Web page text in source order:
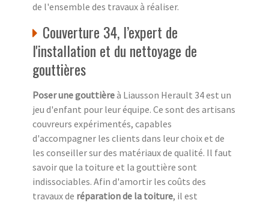
de l'ensemble des travaux à réaliser.
Couverture 34, l’expert de
l'installation et du nettoyage de
gouttières
Poser une gouttièreà Liausson Herault 34 est un
jeu d'enfant pour leur équipe. Ce sont des artisans
couvreurs expérimentés, capables
d'accompagner les clients dans leur choix et de
les conseiller sur des matériaux de qualité. Il faut
savoir que la toiture et la gouttière sont
indissociables. Afin d'amortir les coûts des
travaux de réparation de la toiture, il est